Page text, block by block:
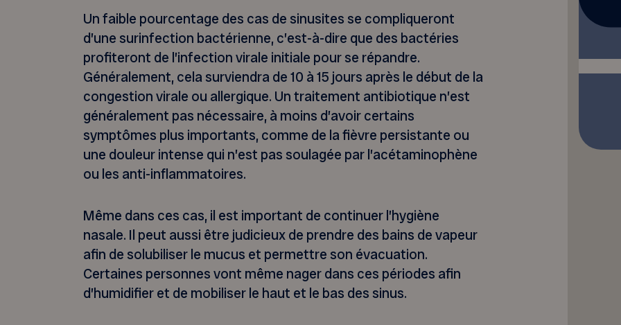
Un faible pourcentage des cas de sinusites se compliqueront
d’une surinfection bactérienne, c’est-à-dire que des bactéries
profiteront de l’infection virale initiale pour se répandre.
Généralement, cela surviendra de 10 à 15 jours après le début de la
congestion virale ou allergique. Un traitement antibiotique n’est
généralement pas nécessaire, à moins d’avoir certains
symptômes plus importants, comme de la fièvre persistante ou
une douleur intense qui n’est pas soulagée par l’acétaminophène
ou les anti-inflammatoires.
Même dans ces cas, il est important de continuer l’hygiène
nasale. Il peut aussi être judicieux de prendre des bains de vapeur
afin de solubiliser le mucus et permettre son évacuation.
Certaines personnes vont même nager dans ces périodes afin
d’humidifier et de mobiliser le haut et le bas des sinus.